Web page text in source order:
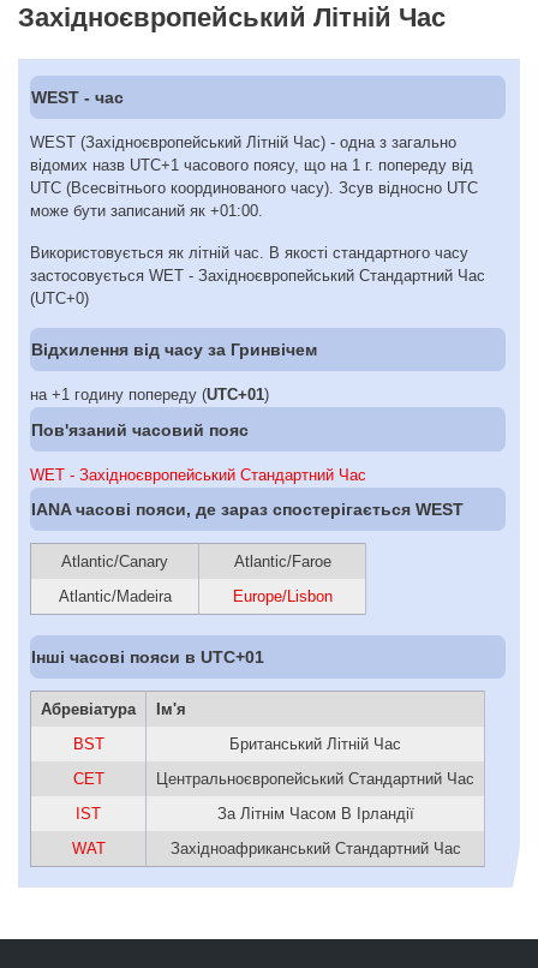
Західноєвропейський Літній Час
WEST - час
WEST (Західноєвропейський Літній Час) - одна з загально
відомих назв UTC+1 часового поясу, що на 1 г. попереду від
UTC (Всесвітнього координованого часу). Зсув відносно UTC
може бути записаний як +01:00.
Використовується як літній час. В якості стандартного часу
застосовується WET - Західноєвропейський Стандартний Час
(UTC+0)
Відхилення від часу за Гринвічем
на +1 годину попереду (UTC+01)
Пов'язаний часовий пояс
WET - Західноєвропейський Стандартний Час
IANA часові пояси, де зараз спостерігається WEST
Atlantic/Canary
Atlantic/Faroe
Atlantic/Madeira
Europe/Lisbon
Інші часові пояси в UTC+01
Абревіатура
Ім'я
BST
Британський Літній Час
CET
Центральноєвропейський Стандартний Час
IST
За Літнім Часом В Ірландії
WAT
Західноафриканський Стандартний Час